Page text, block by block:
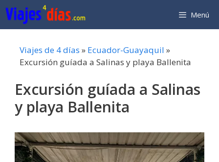
Saltar
al
contenido
Menú
Viajes de 4 días » Ecuador-Guayaquil »
Excursión guíada a Salinas y playa Ballenita
Excursión guíada a Salinas
y playa Ballenita